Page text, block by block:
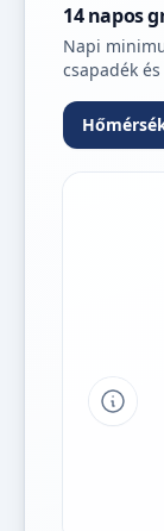
14 napos
Napi
csapadék
Tipp